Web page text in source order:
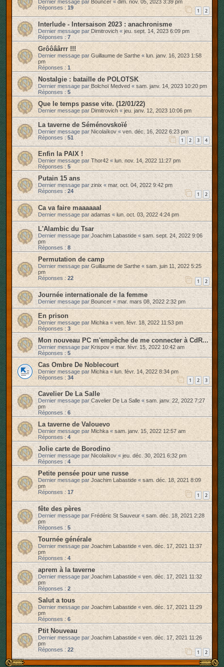
Dernier message par Bouncer« dim. nov. 05, 2023 3:39 pm
Réponses : 19 1 2
Interlude - Intersaison 2023 : anachronisme
Dernier message parDimitrovich « jeu. sept. 14, 2023 6:09 pm
Réponses : 7
Grôôâârrr !!!
Dernier message par Guillaume de Sarthe « lun. janv. 16, 2023 1:58
pm
Réponses : 1
Nostalgie : bataille de POLOTSK
Dernier message parBolchoï Medved « sam. janv. 14, 2023 10:20 pm
Réponses : 5
Que le temps passe vite. (12/01/22)
Dernier message par Dimitrovich « jeu. janv. 12, 2023 10:06 pm
La taverne de Séménovskoïé
Dernier message parNicolaïkov« ven. déc. 16, 2022 6:23 pm
Réponses : 51 1 2 3 4
Enfin la PAIX !
Dernier message par Thor42 « lun. nov. 14, 2022 11:27 pm
Réponses : 5
Putain 15 ans
Dernier message parzinix « mar. oct. 04, 2022 9:42 pm
Réponses : 24 1 2
Ca va faire maaaaaal
Dernier message par adamas « lun. oct. 03, 2022 4:24 pm
L'Alambic du Tsar
Dernier message parJoachim Labastide « sam. sept. 24, 2022 9:06
pm
Réponses : 8
Permutation de camp
Dernier message par Guillaume de Sarthe « sam. juin 11, 2022 5:25
pm
Réponses : 22 1 2
Journée internationale de la femme
Dernier message parBouncer «mar. mars 08, 2022 2:32 pm
En prison
Dernier message par Michka « ven. févr. 18, 2022 11:53 pm
Réponses : 3
Mon nouveau PC m'empêche de me connecter à CdR...
Dernier message parKrispov « mar. févr. 15, 2022 10:42 am
Réponses : 5
Cas Ombre De Noblecourt
Dernier message par Michka « lun. févr. 14, 2022 8:34 pm
Réponses : 34 1 2 3
Cavelier De La Salle
Dernier message parCavelier De La Salle « sam. janv. 22, 2022 7:27
pm
Réponses : 6
La taverne de Valouevo
Dernier message par Michka « sam. janv. 15, 2022 12:57 am
Réponses : 4
Jolie carte de Borodino
Dernier message parNicolaïkov« jeu. déc. 30, 2021 6:32 pm
Réponses : 4
Petite pensée pour une russe
Dernier message par Joachim Labastide « sam. déc. 18, 2021 8:09
pm
Réponses : 17 1 2
fête des pères
Dernier message parFrédéric St Sauveur « sam. déc. 18, 2021 2:28
pm
Réponses : 5
Tournée générale
Dernier message par Joachim Labastide « ven. déc. 17, 2021 11:37
pm
Réponses : 4
aprem à la taverne
Dernier message parJoachim Labastide « ven. déc. 17, 2021 11:32
pm
Réponses : 2
Salut a tous
Dernier message par Joachim Labastide « ven. déc. 17, 2021 11:29
pm
Réponses : 6
Ptit Nouveau
Dernier message parJoachim Labastide « ven. déc. 17, 2021 11:26
pm
Réponses : 22 1 2